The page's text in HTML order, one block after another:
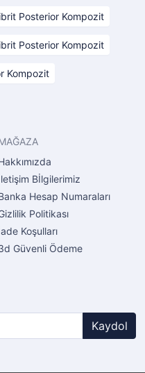
Posterior Kompozit
Posterior Kompozit
Kompozit
Bİlgilerimiz
Hesap Numaraları
Politikası
Koşulları
Güvenli Ödeme
Kaydol